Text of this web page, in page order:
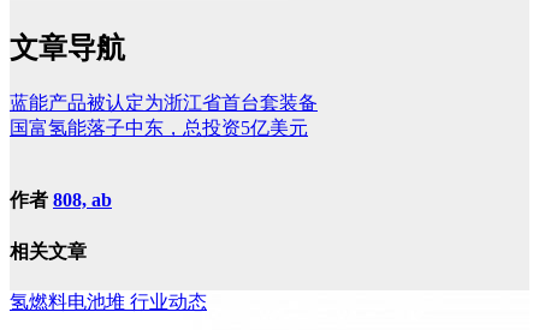
文章导航
蓝能产品被认定为浙江省首台套装备
国富氢能落子中东，总投资5亿美元
作者 808, ab
相关文章
氢燃料电池堆 行业动态